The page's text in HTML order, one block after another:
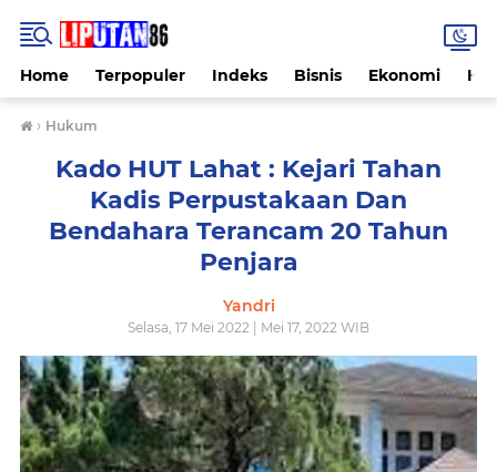
Home Terpopuler Indeks Bisnis Ekonomi
› Hukum
Kado HUT Lahat : Kejari Tahan
Kadis Perpustakaan Dan
Bendahara Terancam 20 Tahun
Penjara
Yandri
Selasa, 17 Mei 2022 | Mei 17, 2022 WIB